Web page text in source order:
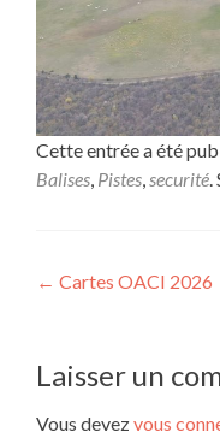
Cette entrée a été
Balises Pistes securité
Navigation
l’article
← Cartes OACI 2026
Laisser un
Vous devezvous